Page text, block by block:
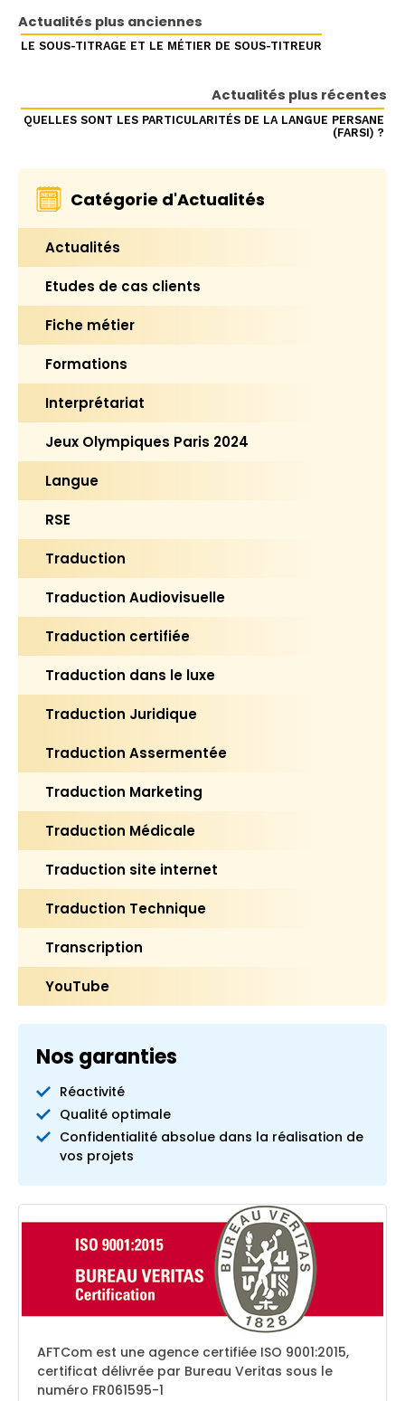
Actualités plus anciennes
LE SOUS-TITRAGE ET LE MÉTIER DE SOUS-TITREUR
Actualités plus récentes
QUELLES SONT LES PARTICULARITÉS DE LA LANGUE PERSANE
(FARSI) ?
Catégorie d'Actualités
Actualités
Etudes de cas clients
Fiche métier
Formations
Interprétariat
Jeux Olympiques Paris 2024
Langue
RSE
Traduction
Traduction Audiovisuelle
Traduction certifiée
Traduction dans le luxe
Traduction Juridique
Traduction Assermentée
Traduction Marketing
Traduction Médicale
Traduction site internet
Traduction Technique
Transcription
YouTube
Nos garanties
Réactivité
Qualité optimale
Confidentialité absolue dans la réalisation de
vos projets
AFTCom est une agence certifiée ISO 9001:2015,
certificat délivrée par Bureau Veritas sous le
numéro FR061595-1